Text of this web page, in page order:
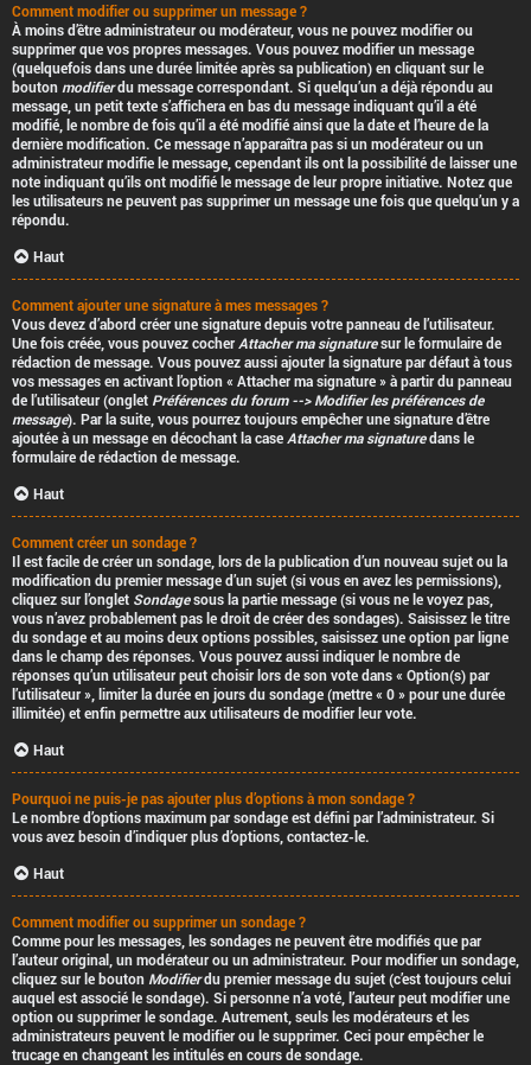
Comment modifier ou supprimer un message ?
À moins d’être administrateur ou modérateur, vous ne pouvez modifier ou
supprimer que vos propres messages. Vous pouvez modifier un message
(quelquefois dans une durée limitée après sa publication) en cliquant sur le
bouton modifierdu message correspondant. Si quelqu’un a déjà répondu au
message, un petit texte s’affichera en bas du message indiquant qu’il a été
modifié, le nombre de fois qu’il a été modifié ainsi que la date et l’heure de la
dernière modification. Ce message n’apparaîtra pas si un modérateur ou un
administrateur modifie le message, cependant ils ont la possibilité de laisser une
note indiquant qu’ils ont modifié le message de leur propre initiative. Notez que
les utilisateurs ne peuvent pas supprimer un message une fois que quelqu’un y a
répondu.
Haut
Comment ajouter une signature à mes messages ?
Vous devez d’abord créer une signature depuis votre panneau de l’utilisateur.
Une fois créée, vous pouvez cocher Attacher ma signaturesur le formulaire de
rédaction de message. Vous pouvez aussi ajouter la signature par défaut à tous
vos messages en activant l’option « Attacher ma signature » à partir du panneau
de l’utilisateur (onglet Préférences du forum --> Modifier les préférences de
message). Par la suite, vous pourrez toujours empêcher une signature d’être
ajoutée à un message en décochant la case Attacher ma signaturedans le
formulaire de rédaction de message.
Haut
Comment créer un sondage ?
Il est facile de créer un sondage, lors de la publication d’un nouveau sujet ou la
modification du premier message d’un sujet (si vous en avez les permissions),
cliquez sur l’onglet Sondagesous la partie message (si vous ne le voyez pas,
vous n’avez probablement pas le droit de créer des sondages). Saisissez le titre
du sondage et au moins deux options possibles, saisissez une option par ligne
dans le champ des réponses. Vous pouvez aussi indiquer le nombre de
réponses qu’un utilisateur peut choisir lors de son vote dans « Option(s) par
l’utilisateur », limiter la durée en jours du sondage (mettre « 0 » pour une durée
illimitée) et enfin permettre aux utilisateurs de modifier leur vote.
Haut
Pourquoi ne puis-je pas ajouter plus d’options à mon sondage ?
Le nombre d’options maximum par sondage est défini par l’administrateur. Si
vous avez besoin d’indiquer plus d’options, contactez-le.
Haut
Comment modifier ou supprimer un sondage ?
Comme pour les messages, les sondages ne peuvent être modifiés que par
l’auteur original, un modérateur ou un administrateur. Pour modifier un sondage,
cliquez sur le bouton Modifierdu premier message du sujet (c’est toujours celui
auquel est associé le sondage). Si personne n’a voté, l’auteur peut modifier une
option ou supprimer le sondage. Autrement, seuls les modérateurs et les
administrateurs peuvent le modifier ou le supprimer. Ceci pour empêcher le
trucage en changeant les intitulés en cours de sondage.